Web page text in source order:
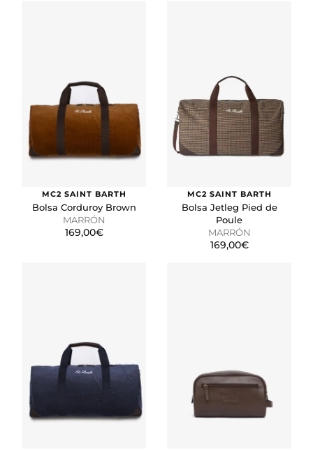
MC2 SAINT BARTH
Bolsa Corduroy Brown
MARRÓN
169,00€
MC2 SAINT BARTH
Bolsa Jetleg Pied de
Poule
MARRÓN
169,00€